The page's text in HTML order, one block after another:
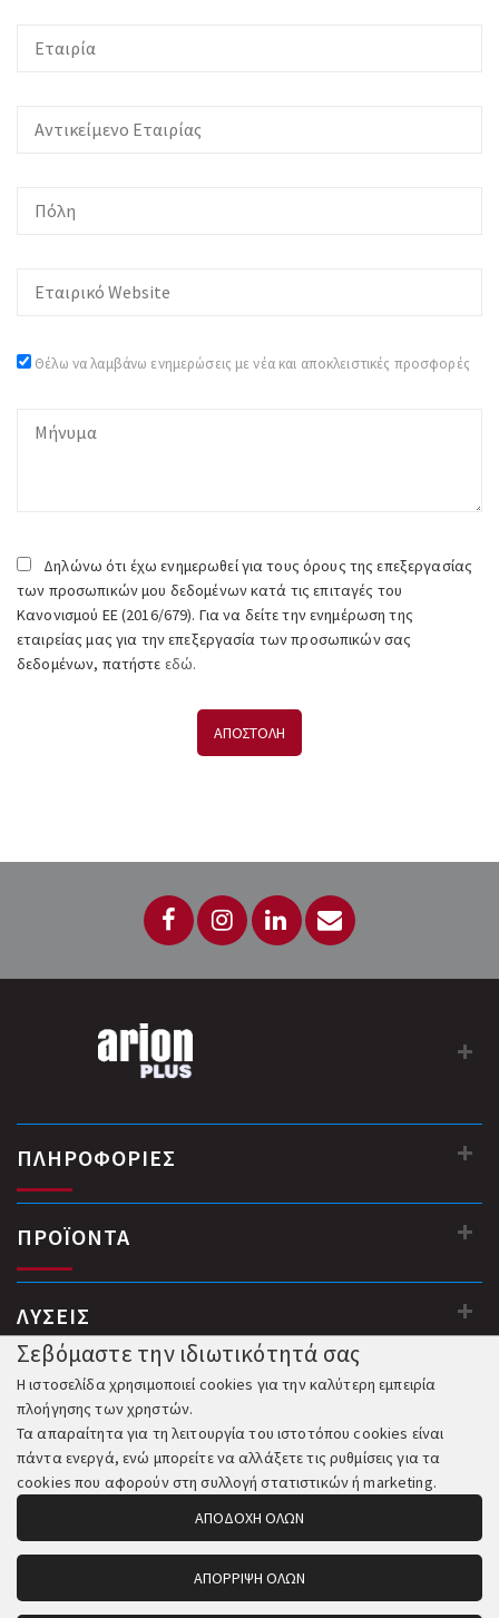
Θέλω να λαμβάνω ενημερώσεις με νέα και αποκλειστικές προσφορές
Δηλώνω ότι έχω ενημερωθεί για τους όρους της επεξεργασίας
των προσωπικών μου δεδομένων κατά τις επιταγές του
Κανονισμού ΕΕ (2016/679). Για να δείτε την ενημέρωση της
εταιρείας μας για την επεξεργασία των προσωπικών σας
δεδομένων, πατήστε εδώ.
ΑΠΟΣΤΟΛΗ
ΠΛΗΡΟΦΟΡΙΕΣ
ΠΡΟΪΟΝΤΑ
ΛΥΣΕΙΣ
© 2018-2026 All Rights Reserved. Κατασκευή και Φιλοξενία:
Σεβόμαστε την ιδιωτικότητά σας
Η ιστοσελίδα χρησιμοποιεί cookies για την καλύτερη εμπειρία
πλοήγησης των χρηστών.
Τα απαραίτητα για τη λειτουργία του ιστοτόπου cookies είναι
πάντα ενεργά, ενώ μπορείτε να αλλάξετε τις ρυθμίσεις για τα
cookies που αφορούν στη συλλογή στατιστικών ή marketing.
ΑΠΟΔΟΧΗ ΟΛΩΝ
ΑΠΟΡΡΙΨΗ ΟΛΩΝ